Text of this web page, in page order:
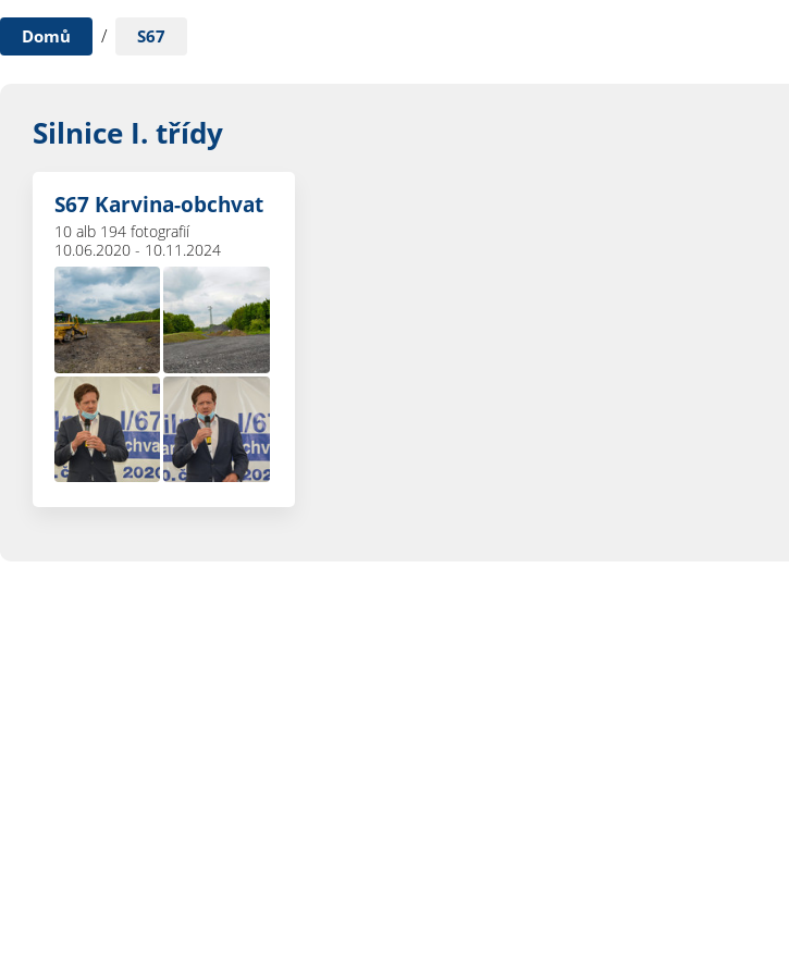
Domů / S67
Silnice I. třídy
S67 Karvina-obchvat
10 alb 194 fotografií
10.06.2020 - 10.11.2024